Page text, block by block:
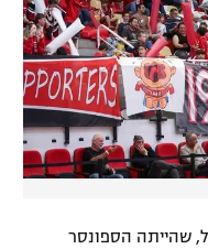
שהייתה הספונסר